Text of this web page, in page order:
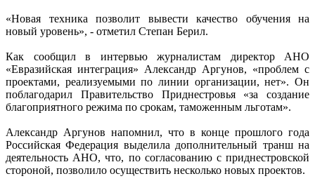
«Новая техника позволит вывести качество обучения на
новый уровень», - отметил Степан Берил.
Как сообщил в интервью журналистам директор АНО
«Евразийская интеграция» Александр Аргунов, «проблем с
проектами, реализуемыми по линии организации, нет». Он
поблагодарил Правительство Приднестровья «за создание
благоприятного режима по срокам, таможенным льготам».
Александр Аргунов напомнил, что в конце прошлого года
Российская Федерация выделила дополнительный транш на
деятельность АНО, что, по согласованию с приднестровской
стороной, позволило осуществить несколько новых проектов.